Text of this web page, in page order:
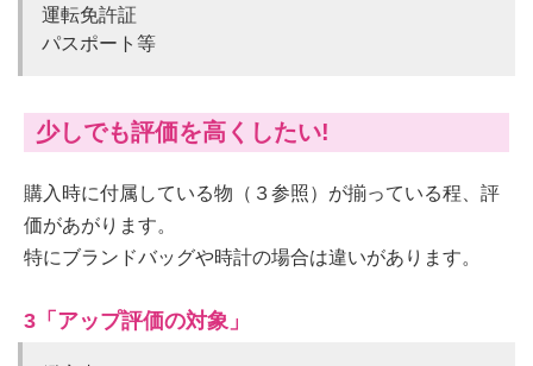
運転免許証
パスポート等
少しでも評価を高くしたい!
購入時に付属している物（３参照）が揃っている程、評
価があがります。
特にブランドバッグや時計の場合は違いがあります。
3「アップ評価の対象」